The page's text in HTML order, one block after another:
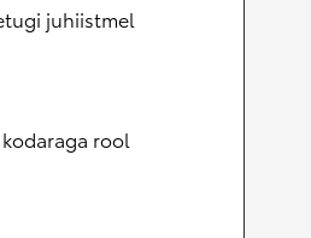
juhiistmel
rool